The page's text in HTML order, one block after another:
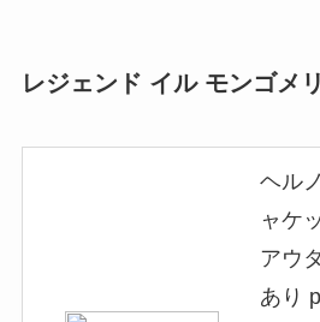
レジェンド イル モンゴメ
ヘル
ャケ
アウ
あり